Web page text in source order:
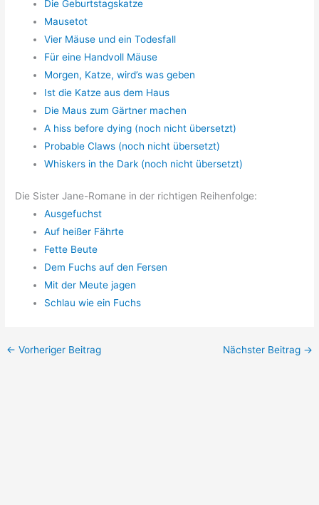
Die Geburtstagskatze
Mausetot
Vier Mäuse und ein Todesfall
Für eine Handvoll Mäuse
Morgen, Katze, wird’s was geben
Ist die Katze aus dem Haus
Die Maus zum Gärtner machen
A hiss before dying (noch nicht übersetzt)
Probable Claws (noch nicht übersetzt)
Whiskers in the Dark (noch nicht übersetzt)
Die Sister Jane-Romane in der richtigen Reihenfolge:
Ausgefuchst
Auf heißer Fährte
Fette Beute
Dem Fuchs auf den Fersen
Mit der Meute jagen
Schlau wie ein Fuchs
← Vorheriger Beitrag Nächster Beitrag →